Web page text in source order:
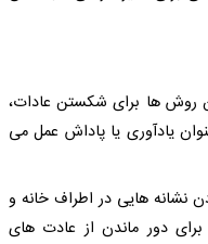
روش ها برای شکستن عادات،
یادآوری یا پاداش عمل می
نشانه هایی در اطراف خانه و
دور ماندن از عادت های